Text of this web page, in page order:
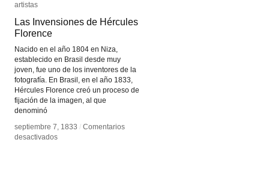
artistas
Las Invensiones de Hércules
Florence
Nacido en el año 1804 en Niza,
establecido en Brasil desde muy
joven, fue uno de los inventores de la
fotografía. En Brasil, en el año 1833,
Hércules Florence creó un proceso de
fijación de la imagen, al que
denominó
septiembre 7, 1833 / Comentarios
desactivadosen
artistas
Las Invensiones de Hércules
Florence
septiembre 7, 1833 / Comentarios
desactivadosen